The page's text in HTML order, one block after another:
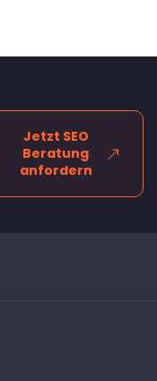
Jetzt SEO
Beratung
anfordern